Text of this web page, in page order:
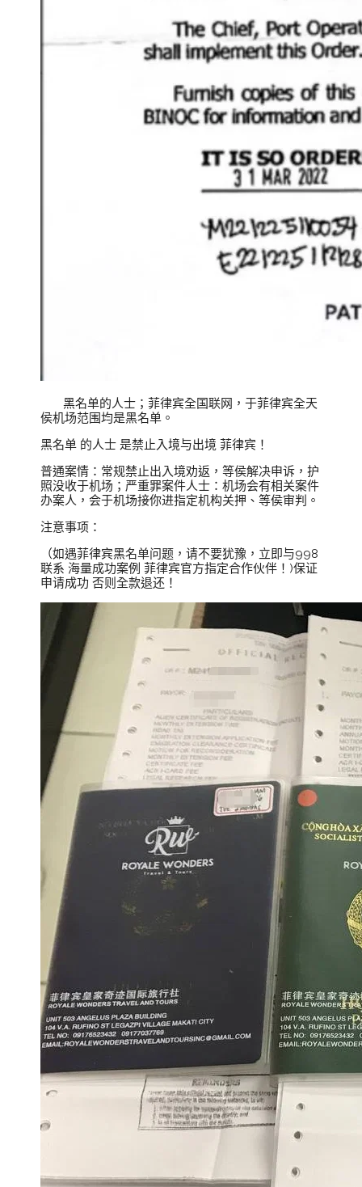
黑名单的人士；菲律宾全国联网，于菲律宾全天
侯机场范围均是黑名单。
黑名单 的人士 是禁止入境与出境 菲律宾！
普通案情：常规禁止出入境劝返，等侯解决申诉，护
照没收于机场；严重罪案件人士：机场会有相关案件
办案人，会于机场接你进指定机构关押、等侯审判。
注意事项：
（如遇菲律宾黑名单问题，请不要犹豫，立即与998
联系 海量成功案例 菲律宾官方指定合作伙伴！)保证
申请成功 否则全款退还！